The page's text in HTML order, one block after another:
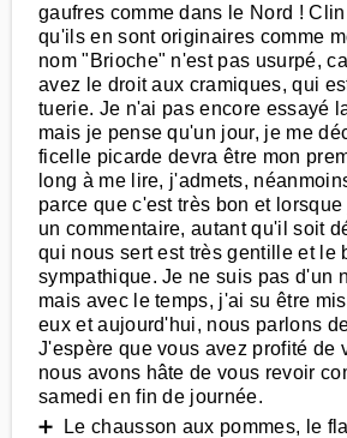
gaufres comme dans le Nord !
qu'ils en sont originaires comme
nom "Brioche" n'est pas usurpé,
avez le droit aux cramiques, qui
tuerie. Je n'ai pas encore essayé
mais je pense qu'un jour, je me
ficelle picarde devra être mon
long à me lire, j'admets,
parce que c'est très bon et
un commentaire, autant qu'il soit
qui nous sert est très gentille et le
sympathique. Je ne suis pas d'un
mais avec le temps, j'ai su être
eux et aujourd'hui, nous parlons
J'espère que vous avez profité de
nous avons hâte de vous revoir
samedi en fin de journée.
➕ Le chausson aux pommes, le